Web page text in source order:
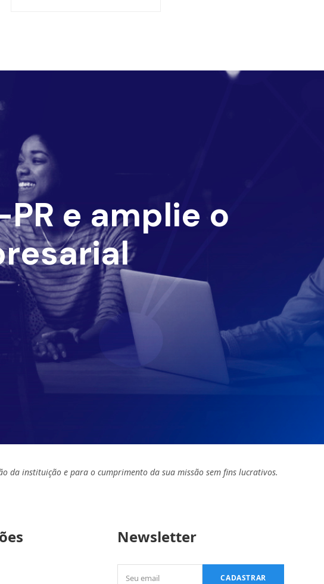
e amplie o
da instituição e para o cumprimento da sua missão sem fins lucrativos.
Newsletter
CADASTRAR